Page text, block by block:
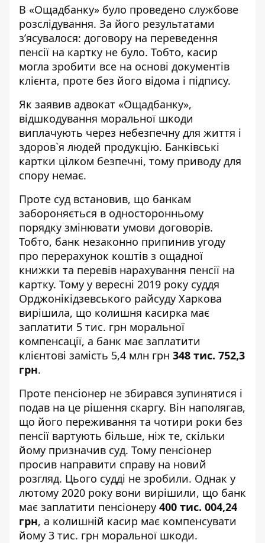
В «Ощадбанку» було проведено службове
розслідування. За його результатами
з’ясувалося: договору на переведення
пенсії на картку не було. Тобто, касир
могла зробити все на основі документів
клієнта, проте без його відома і підпису.
Як заявив адвокат «Ощадбанку»,
відшкодування моральної шкоди
виплачують через небезпечну для життя і
здоров`я людей продукцію. Банківські
картки цілком безпечні, тому приводу для
спору немає.
Проте суд встановив, що банкам
забороняється в односторонньому
порядку змінювати умови договорів.
Тобто, банк незаконно припинив угоду
про перерахунок коштів з ощадної
книжки та перевів нарахування пенсії на
картку. Тому у вересні 2019 року суддя
Орджонікідзевського райсуду Харкова
вирішила, що колишня касирка має
заплатити 5 тис. грн моральної
компенсації, а банк має заплатити
клієнтові замість 5,4 млн грн 348 тис. 752,3
грн.
Проте пенсіонер не збирався зупинятися і
подав на це рішення скаргу. Він наполягав,
що його переживання та чотири роки без
пенсії вартують більше, ніж те, скільки
йому призначив суд. Тому пенсіонер
просив направити справу на новий
розгляд. Цього судді не зробили. Однак у
лютому 2020 року вони вирішили, що банк
має заплатити пенсіонеру 400 тис. 004,24
грн, а колишній касир має компенсувати
йому 3 тис. грн моральної шкоди.